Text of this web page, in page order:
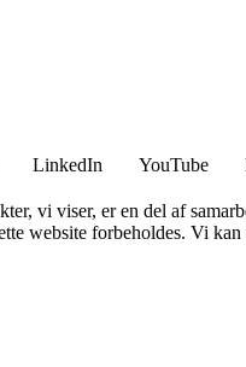
LinkedIn YouTube
vi viser, er en del af
website forbeholdes. Vi